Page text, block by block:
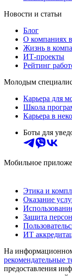
Новости и статьи
Блог
О компаниях
Жизнь в
ИТ-проекты
Рейтинг
Молодым
Карьера для
Школа
Карьера в
Боты для
Мобильное
Этика и
Оказание
Защита
ИТ
На
рекомендательные
предоставления